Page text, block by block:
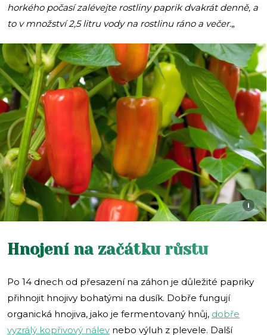
horkého počasí zalévejte rostliny paprik dvakrát denně, a
to v množství 2,5 litru vody na rostlinu ráno a večer.„
i
Hnojení na začátku růstu
Po 14 dnech od přesazení na záhon je důležité papriky
přihnojit hnojivy bohatými na dusík. Dobře fungují
organická hnojiva, jako je fermentovaný hnůj, dobře
vyzrálý kopřivový nálev nebo výluh z plevele. Další